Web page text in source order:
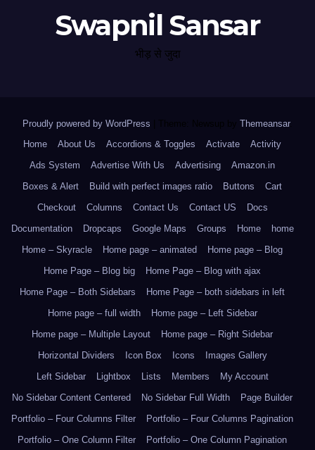
Swapnil Sansar
भीड़ से जुदा
Proudly powered by WordPress Theme: Newsup by Themeansar.
Home
About Us Accordions & Toggles Activate
Activity
Ads System
Advertise With Us Advertising
Amazon.in
Boxes & Alert
Build with perfect images ratio Buttons
Cart
Checkout
Columns Contact Us Contact US
Docs
Documentation
Dropcaps Google Maps Groups Home
home
Home – Skyracle
Home page – animated
Home page – Blog
Home Page – Blog big
Home Page – Blog with ajax
Home Page – Both Sidebars
Home Page – both sidebars in left
Home page – full width
Home page – Left Sidebar
Home page – Multiple Layout
Home page – Right Sidebar
Horizontal Dividers
Icon Box Icons
Images Gallery
Left Sidebar
Lightbox Lists Members
My Account
No Sidebar Content Centered
No Sidebar Full Width
Page Builder
Portfolio – Four Columns Filter
Portfolio – Four Columns Pagination
Portfolio – One Column Filter
Portfolio – One Column Pagination